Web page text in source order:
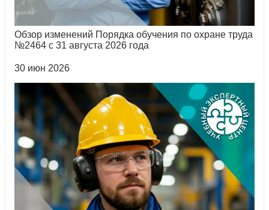
Обзор изменений Порядка обучения по охране труда
№2464 с 31 августа 2026 года
30 июн 2026